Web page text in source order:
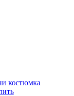
костюмка